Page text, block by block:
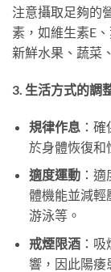
注意攝取足夠的
素，如維生素E
新鮮水果、蔬菜
3. 生活方式的調
規律作息 ：
於身體恢復和
適度運動：適
體機能並減輕
游泳等。
戒煙限酒：吸
響，因此陽痿